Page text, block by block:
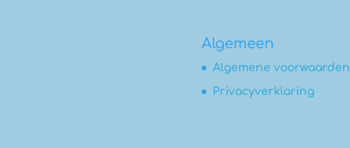
Algemeen
Algemene voorwaarden
Privacyverklaring